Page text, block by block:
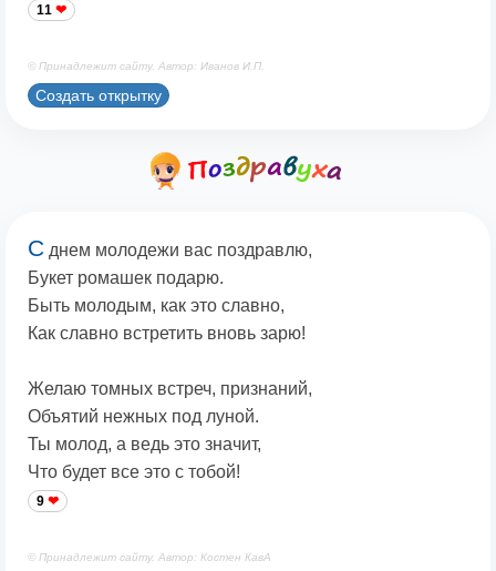
11
© Принадлежит сайту. Автор: Иванов И.П.
Создать открытку
С днем молодежи вас поздравлю,
Букет ромашек подарю.
Быть молодым, как это славно,
Как славно встретить вновь зарю!
Желаю томных встреч, признаний,
Объятий нежных под луной.
Ты молод, а ведь это значит,
Что будет все это с тобой!
9
© Принадлежит сайту. Автор: Костен КавА